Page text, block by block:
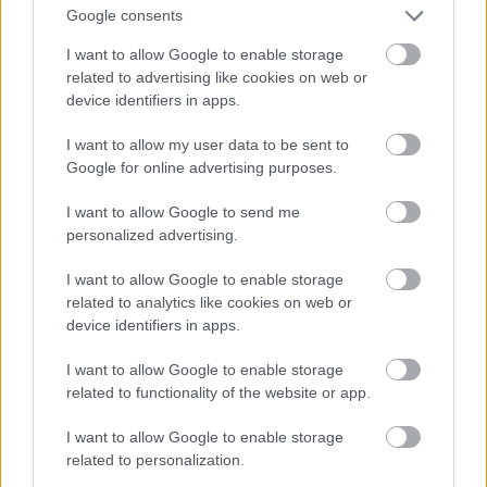
Google consents
I want to allow Google to enable storage
related to advertising like cookies on web or
device identifiers in apps.
I want to allow my user data to be sent to
Google for online advertising purposes.
I want to allow Google to send me
personalized advertising.
I want to allow Google to enable storage
related to analytics like cookies on web or
device identifiers in apps.
I want to allow Google to enable storage
related to functionality of the website or app.
I want to allow Google to enable storage
related to personalization.
Vasárnapot követően, hétfőn is új napi melegrekord született
országos és fővárosi viszonylatban is.
Pénteken tartják az ökumenikus világimanapot